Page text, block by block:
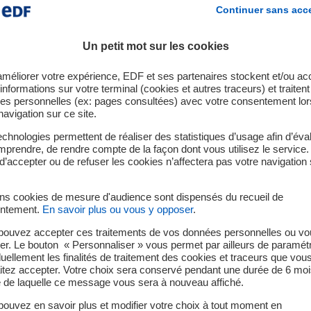
: entre préservation
valorisation des ressources
ont pu s’engager aux côtés de
arbre à coraux, une méthode innovante derégénération
site industriel de PAPREC, où ils ont découvert le procédé
simultanément
l’Environnement, uneanimation immersivea permis de
liés à la faune, à la flore et aux espèces menacées
Continuer sans
Un petit mot sur les cookies
votre expérience, EDF et ses partenaires stockent et/ou
sur votre terminal (cookies et autres traceurs) et
personnelles (ex: pages consultées) avec votre consentement
sur ce site.
permettent de réaliser des statistiques d’usage afin
de rendre compte de la façon dont vous utilisez le service.
ou de refuser les cookies n’affectera pas votre navigation
cookies de mesure d'audience sont dispensés du recueil de
En savoir plus ou vous y opposer.
accepter ces traitements de vos données personnelles ou
Le bouton « Personnaliser » vous permet par ailleurs de
les finalités de traitement des cookies et traceurs que vous
accepter. Votre choix sera conservé pendant une durée de 6
de laquelle ce message vous sera à nouveau affiché.
en savoir plus et modifier votre choix à tout moment en